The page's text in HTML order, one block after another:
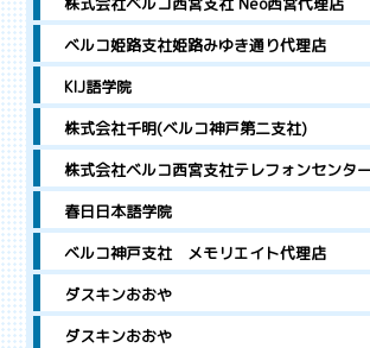
ベルコ姫路支社姫路みゆき通り代理店
KIJ語学院
株式会社千明(ベルコ神戸第二支社)
株式会社ベルコ西宮支社テレフォンセンタ
春日日本語学院
ベルコ神戸支社 メモリエイト代理店
ダスキンおおや
ダスキンおおや